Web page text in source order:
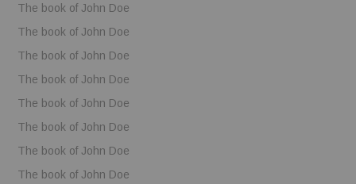
The book of John Doe
The book of John Doe
The book of John Doe
The book of John Doe
The book of John Doe
The book of John Doe
The book of John Doe
The book of John Doe